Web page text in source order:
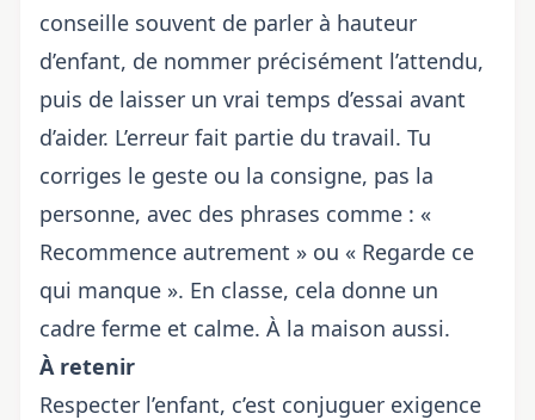
conseille souvent de parler à hauteur
d’enfant, de nommer précisément l’attendu,
puis de laisser un vrai temps d’essai avant
d’aider. L’erreur fait partie du travail. Tu
corriges le geste ou la consigne, pas la
personne, avec des phrases comme : «
Recommence autrement » ou « Regarde ce
qui manque ». En classe, cela donne un
cadre ferme et calme. À la maison aussi.
À retenir
Respecter l’enfant, c’est conjuguer exigence